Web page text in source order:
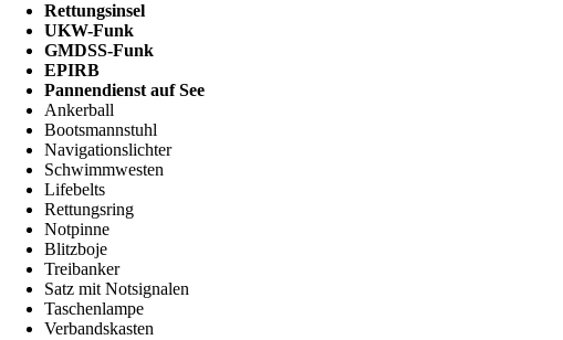
Rettungsinsel
UKW-Funk
GMDSS-Funk
EPIRB
Pannendienst auf See
Ankerball
Bootsmannstuhl
Navigationslichter
Schwimmwesten
Lifebelts
Rettungsring
Notpinne
Blitzboje
Treibanker
Satz mit Notsignalen
Taschenlampe
Verbandskasten